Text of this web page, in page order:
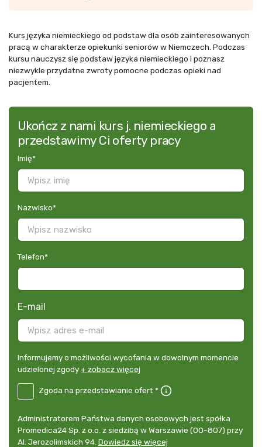
Kurs języka niemieckiego od podstaw dla osób zainteresowanych
pracą w charakterze opiekunki seniorów w Niemczech. Podczas
kursu nauczysz się podstaw języka niemieckiego i poznasz
niezwykle przydatne zwroty pomocne podczas opieki nad
pacjentem.
Ukończ z nami kurs j. niemieckiego a
przedstawimy Ci oferty pracy
Imię*
Nazwisko*
Telefon*
E-mail
Informujemy
o
wycofania
dowolnym
momencie
udzielonej
Informujemy o możliwości wycofania w dowolnym momencie
udzielonej zgody+ zobacz więcej
DE
przedstawianie
Zgoda na przedstawianie ofert *
Administrator
danych
osobowych
Administratorem Państwa danych osobowych jest spółka
Promedica24 Sp. z o.o. z siedzibą w Warszawie (00-807) przy
Al. Jerozolimskich 94. Dowiedz się więcej